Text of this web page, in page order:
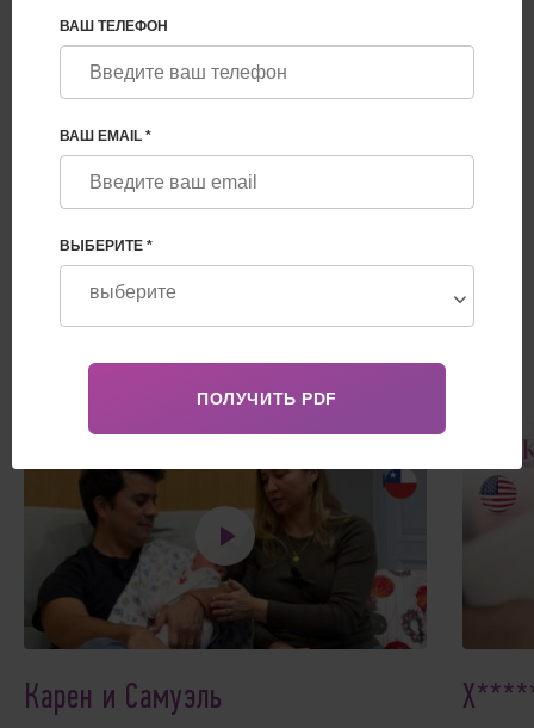
52
СТРАНЫ
ГДЕ ЖИВУТ НАШИ ДЕТИ
Карен и Самуэль
ВАШ ТЕЛЕФОН
ВАШ EMAIL *
ВЫБЕРИТЕ *